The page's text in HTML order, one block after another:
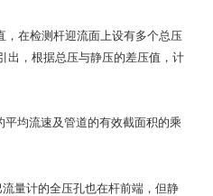
，在检测杆迎流面上设有多个总压
出，根据总压与静压的差压值，计
均流速及管道的有效截面积的乘
量计的全压孔也在杆前端，但静